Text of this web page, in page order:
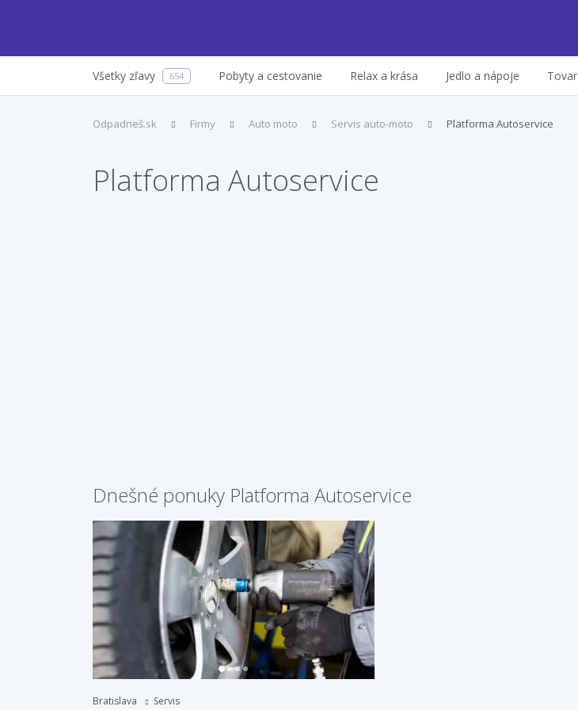
Všetky zľavy 654 Pobyty a cestovanie Relax a krása Jedlo a nápoje Tovar
Odpadneš.sk Firmy Auto moto Servis auto-moto Platforma Autoservice
Platforma Autoservice
Dnešné ponuky Platforma Autoservice
Bratislava Servis